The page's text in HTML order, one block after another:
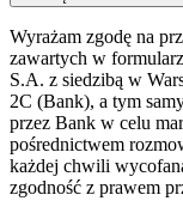
Wyrażam zgodę na
zawartych w
S.A. z siedzibą w
2C (Bank), a tym
przez Bank w celu
pośrednictwem
każdej chwili
zgodność z prawem